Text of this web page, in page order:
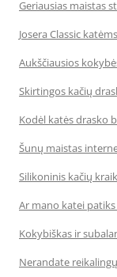
Geriausias maistas
Josera Classic
Aukščiausios
Skirtingos kačių
Kodėl katės drasko
Šunų maistas
Silikoninis kačių
Ar mano katei
Kokybiškas ir
Nerandate